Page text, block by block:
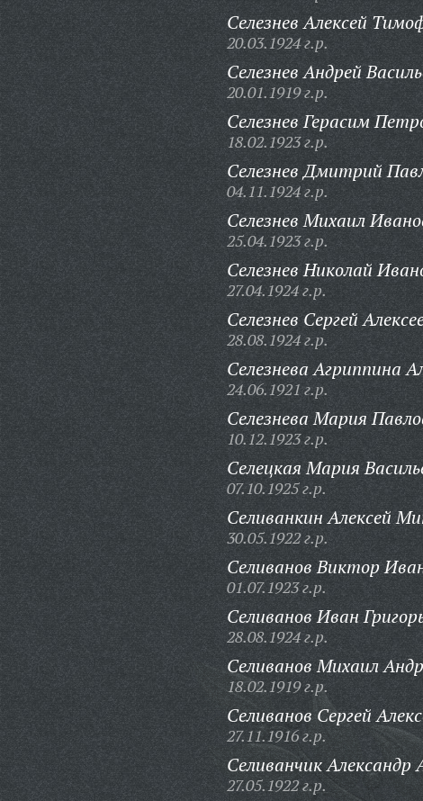
Селезнев Алексей
20.03.1924 г.р.
Селезнев Андрей
20.01.1919 г.р.
Селезнев Герасим
18.02.1923 г.р.
Селезнев Дмитрий
04.11.1924 г.р.
Селезнев Михаил
25.04.1923 г.р.
Селезнев Николай
27.04.1924 г.р.
Селезнев Сергей
28.08.1924 г.р.
Селезнева Агриппина
24.06.1921 г.р.
Селезнева Мария
10.12.1923 г.р.
Селецкая Мария
07.10.1925 г.р.
Селиванкин Алексей
30.05.1922 г.р.
Селиванов Виктор
01.07.1923 г.р.
Селиванов Иван
28.08.1924 г.р.
Селиванов Михаил
18.02.1919 г.р.
Селиванов Сергей
27.11.1916 г.р.
Селиванчик Александр
27.05.1922 г.р.